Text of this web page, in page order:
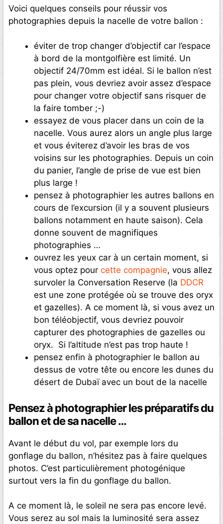
Voici quelques conseils pour réussir vos
photographies depuis la nacelle de votre ballon :
éviter de trop changer d’objectif car l’espace
à bord de la montgolfière est limité. Un
objectif 24/70mm est idéal. Si le ballon n’est
pas plein, vous devriez avoir assez d’espace
pour changer votre objectif sans risquer de
la faire tomber ;-)
essayez de vous placer dans un coin de la
nacelle. Vous aurez alors un angle plus large
et vous éviterez d’avoir les bras de vos
voisins sur les photographies. Depuis un coin
du panier, l’angle de prise de vue est bien
plus large !
pensez à photographier les autres ballons en
cours de l’excursion (il y a souvent plusieurs
ballons notamment en haute saison). Cela
donne souvent de magnifiques
photographies …
ouvrez les yeux car à un certain moment, si
vous optez pour cette compagnie, vous allez
survoler la Conversation Reserve (la DDCR
est une zone protégée où se trouve des oryx
et gazelles). A ce moment là, si vous avez un
bon téléobjectif, vous devriez pouvoir
capturer des photographies de gazelles ou
oryx. Si l’altitude n’est pas trop haute !
pensez enfin à photographier le ballon au
dessus de votre tête ou encore les dunes du
désert de Dubaï avec un bout de la nacelle
Pensez à photographier les préparatifs du
ballon et de sa nacelle …
Avant le début du vol, par exemple lors du
gonflage du ballon, n’hésitez pas à faire quelques
photos. C’est particulièrement photogénique
surtout vers la fin du gonflage du ballon.
A ce moment là, le soleil ne sera pas encore levé.
Vous serez au sol mais la luminosité sera assez